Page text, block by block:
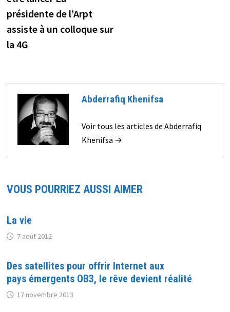
l’article
présidente de l’Arpt
assiste à un colloque sur
la 4G
Abderrafiq Khenifsa
Voir tous les articles de Abderrafiq
Khenifsa →
VOUS POURRIEZ AUSSI AIMER
La vie
7 août 2012
Des satellites pour offrir Internet aux
pays émergents OB3, le rêve devient réalité
17 novembre 2013